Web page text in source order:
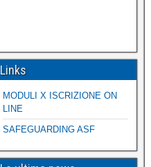
Links
MODULI X ISCRIZIONE ON
LINE
SAFEGUARDING ASF